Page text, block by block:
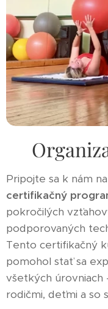
Pripojte sa k nám
certifikačný
pokročilých
podporovaných
Tento certifikačný
pomohol stať sa
všetkých úrovniach
rodičmi, deťmi a so